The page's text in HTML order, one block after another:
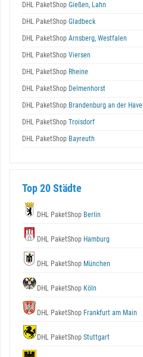
DHL PaketShop Gießen, Lahn
DHL PaketShop Gladbeck
DHL PaketShop Arnsberg, Westfalen
DHL PaketShop Viersen
DHL PaketShop Rheine
DHL PaketShop Delmenhorst
DHL PaketShop Brandenburg an der Havel
DHL PaketShop Troisdorf
DHL PaketShop Bayreuth
Top 20 Städte
DHL PaketShop Berlin
DHL PaketShop Hamburg
DHL PaketShop München
DHL PaketShop Köln
DHL PaketShop Frankfurt am Main
DHL PaketShop Stuttgart